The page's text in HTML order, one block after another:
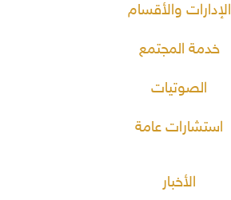
الإدارات والأقسام
خدمة المجتمع
الصوتيات
استشارات عامة
الأخبار